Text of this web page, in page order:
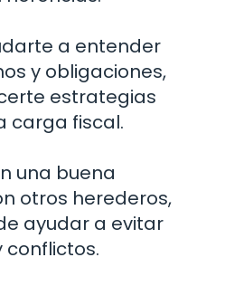
a entender
y obligaciones,
estrategias
carga fiscal.
una buena
otros herederos,
ayudar a evitar